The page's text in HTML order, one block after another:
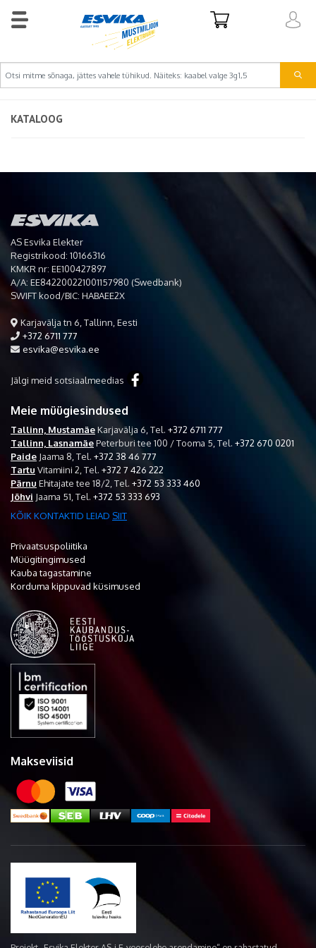
KATALOOG
AS Esvika Elekter
Registrikood: 10166316
KMKR nr: EE100427897
A/A: EE842200221001157980 (Swedbank)
SWIFT kood/BIC: HABAEE2X
Karjavälja tn 6, Tallinn, Eesti
+372 6711 777
esvika@esvika.ee
Jälgi meid sotsiaalmeedias
Meie müügiesindused
Tallinn, MustamäeKarjavälja 6, Tel. +372 6711 777
Tallinn, LasnamäePeterburi tee 100 / Tooma 5, Tel. +372 670 0201
Paide Jaama 8, Tel. +372 38 46 777
Tartu Vitamiini 2, Tel. +372 7 426 222
Pärnu Ehitajate tee 18/2, Tel. +372 53 333 460
Jõhvi Jaama 51, Tel. +372 53 333 693
KÕIK KONTAKTID LEIAD SIIT
Privaatsuspoliitika
Müügitingimused
Kauba tagastamine
Korduma kippuvad küsimused
Makseviisid